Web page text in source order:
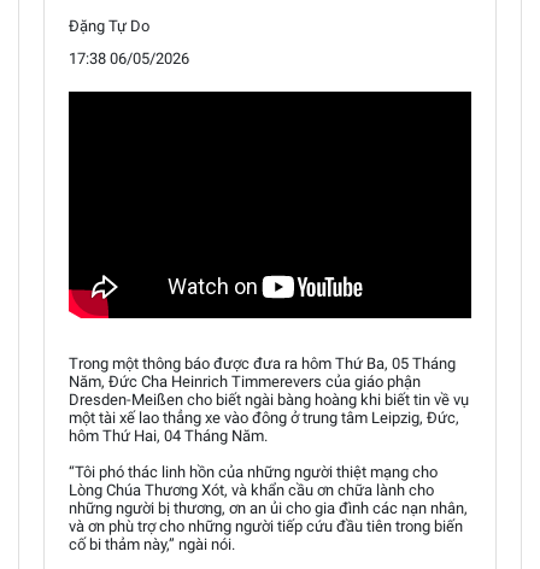
Đặng Tự Do
17:38 06/05/2026
Trong một thông báo được đưa ra hôm Thứ Ba, 05 Tháng
Năm, Đức Cha Heinrich Timmerevers của giáo phận
Dresden-Meißen cho biết ngài bàng hoàng khi biết tin về vụ
một tài xế lao thẳng xe vào đông ở trung tâm Leipzig, Đức,
hôm Thứ Hai, 04 Tháng Năm.
“Tôi phó thác linh hồn của những người thiệt mạng cho
Lòng Chúa Thương Xót, và khẩn cầu ơn chữa lành cho
những người bị thương, ơn an ủi cho gia đình các nạn nhân,
và ơn phù trợ cho những người tiếp cứu đầu tiên trong biến
cố bi thảm này,” ngài nói.